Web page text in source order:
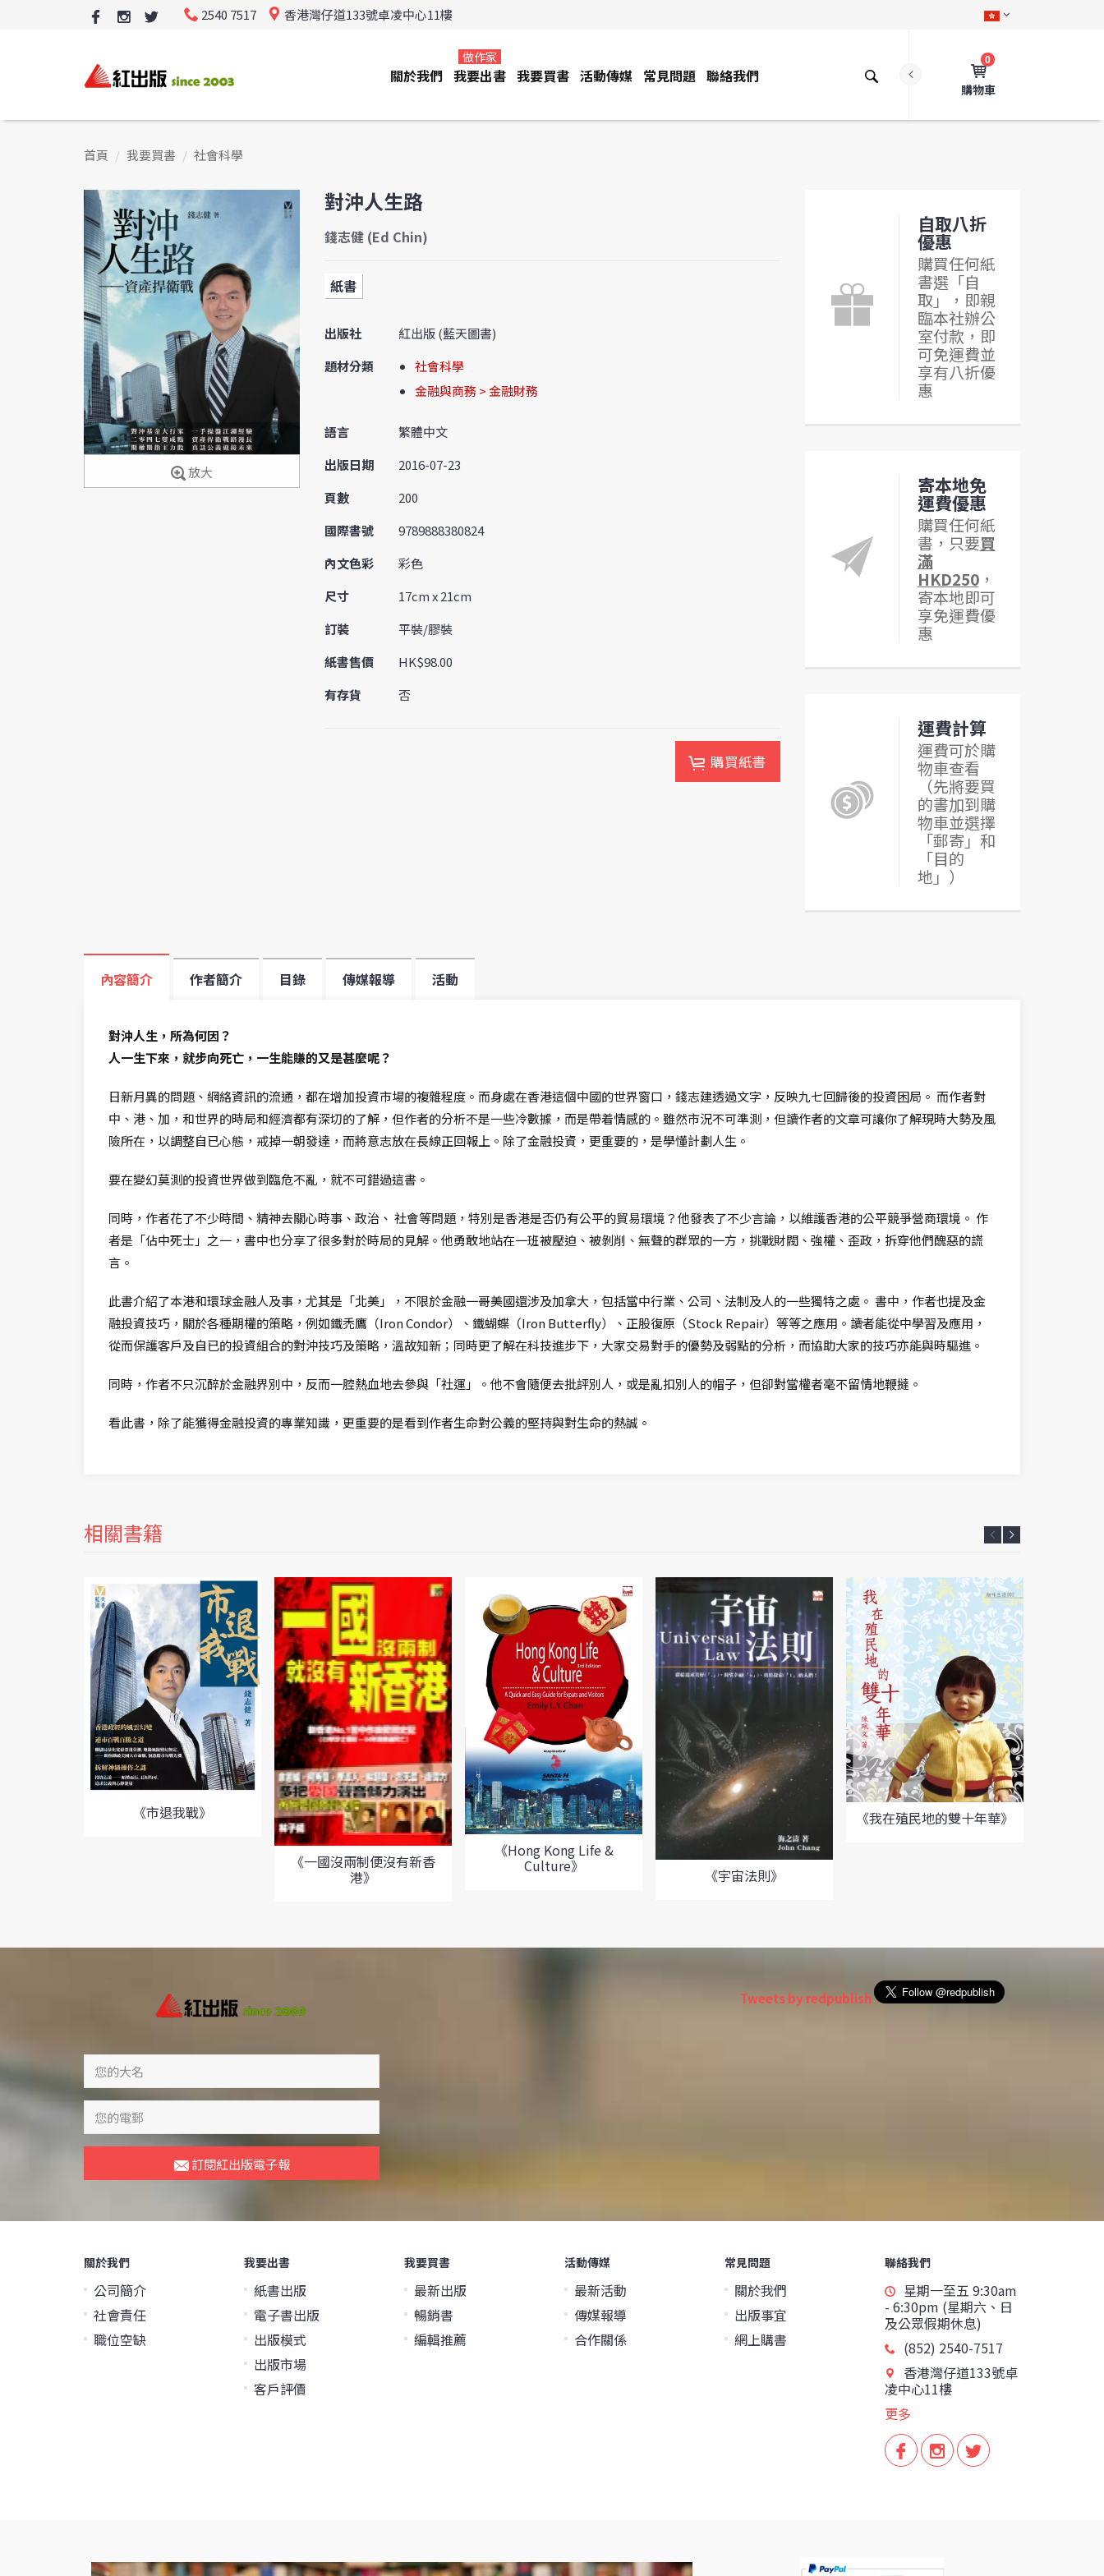
2540 7517 香港灣仔道133號卓凌中心11樓
0
購物車
關於我們 我要出書
做作家
我要買書 活動傳媒 常見問題 聯絡我們
首頁 我要買書 社會科學
放大
對沖人生路
錢志健 (Ed Chin)
紙書
出版社
紅出版 (藍天圖書)
題材分類
社會科學
金融與商務 > 金融財務
語言
繁體中文
出版日期
2016-07-23
頁數
200
國際書號
9789888380824
內文色彩
彩色
尺寸
17cm x 21cm
訂裝
平裝/膠裝
紙書售價
HK$98.00
有存貨
否
購買紙書
自取八折
優惠
購買任何紙
書選「自
取」，即親
臨本社辦公
室付款，即
可免運費並
享有八折優
惠
寄本地免
運費優惠
購買任何紙
書，只要買
滿
HKD250，
寄本地即可
享免運費優
惠
運費計算
運費可於購
物車查看
（先將要買
的書加到購
物車並選擇
「郵寄」和
「目的
地」）
內容簡介 作者簡介 目錄 傳媒報導 活動
對沖人生，所為何因？
人一生下來，就步向死亡，一生能賺的又是甚麼呢？
日新月異的問題、網絡資訊的流通，都在增加投資市場的複雜程度。而身處在香港這個中國的世界窗口，錢志建透過文字，反映九七回歸後的投資困局。 而作者對
中、港、加，和世界的時局和經濟都有深切的了解，但作者的分析不是一些冷數據，而是帶着情感的。雖然市況不可準測，但讀作者的文章可讓你了解現時大勢及風
險所在，以調整自已心態，戒掉一朝發達，而將意志放在長線正回報上。除了金融投資，更重要的，是學懂計劃人生。
要在變幻莫測的投資世界做到臨危不亂，就不可錯過這書。
同時，作者花了不少時間、精神去關心時事、政治、 社會等問題，特別是香港是否仍有公平的貿易環境？他發表了不少言論，以維護香港的公平競爭營商環境。 作
者是「佔中死士」之一，書中也分享了很多對於時局的見解。他勇敢地站在一班被壓迫、被剝削、無聲的群眾的一方，挑戰財閥、強權、歪政，拆穿他們醜惡的謊
言。
此書介紹了本港和環球金融人及事，尤其是「北美」，不限於金融一哥美國還涉及加拿大，包括當中行業、公司、法制及人的一些獨特之處。 書中，作者也提及金
融投資技巧，關於各種期權的策略，例如鐵禿鷹（Iron Condor）、鐵蝴蝶（Iron Butterfly）、正股復原（Stock Repair）等等之應用。讀者能從中學習及應用，
從而保護客戶及自已的投資組合的對沖技巧及策略，溫故知新；同時更了解在科技進步下，大家交易對手的優勢及弱點的分析，而協助大家的技巧亦能與時驅進。
同時，作者不只沉醉於金融界別中，反而一腔熱血地去參與「社運」。他不會隨便去批評別人，或是亂扣別人的帽子，但卻對當權者毫不留情地鞭撻。
看此書，除了能獲得金融投資的專業知識，更重要的是看到作者生命對公義的堅持與對生命的熱誠。
相關書籍
《市退我戰》
《一國沒兩制便沒有新香
港》
《Hong Kong Life &
Culture》 《宇宙法則》
《我在殖民地的雙十年華》
訂閱紅出版電子報
Tweets by redpublish
關於我們
公司簡介
社會責任
職位空缺
我要出書
紙書出版
電子書出版
出版模式
出版市場
客戶評價
我要買書
最新出版
暢銷書
編輯推薦
活動傳媒
最新活動
傳媒報導
合作關係
常見問題
關於我們
出版事宜
網上購書
聯絡我們
星期一至五 9:30am
- 6:30pm (星期六、日
及公眾假期休息)
(852) 2540-7517
香港灣仔道133號卓
凌中心11樓
更多